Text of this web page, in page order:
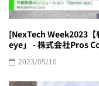
[NexTech Week2023
eye」 - 株式会社Pros
2023/05/10